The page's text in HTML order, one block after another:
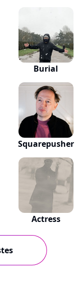
Burial
Squarepusher
Actress